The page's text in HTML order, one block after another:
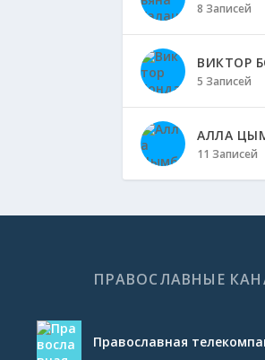
8 Записей
ВИКТОР
5 Записей
АЛЛА
11 Записей
ПРАВОСЛАВНЫЕ
Православная